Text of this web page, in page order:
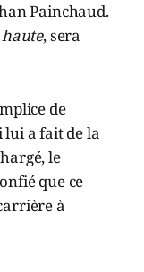
Painchaud.
, sera
de
a fait de la
le
que ce
à